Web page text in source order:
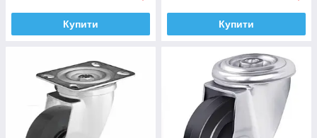
Купити Купити